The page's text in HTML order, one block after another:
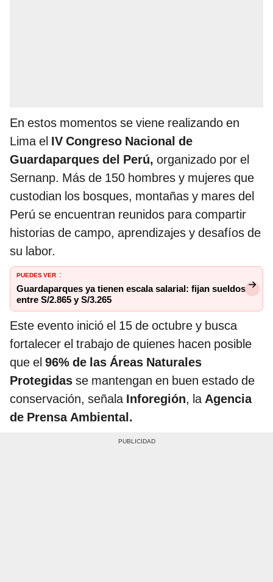
En estos momentos se viene realizando en
Lima el IV Congreso Nacional de
Guardaparques del Perú, organizado por el
Sernanp. Más de 150 hombres y mujeres que
custodian los bosques, montañas y mares del
Perú se encuentran reunidos para compartir
historias de campo, aprendizajes y desafíos de
su labor.
PUEDES VER :
Guardaparques ya tienen escala salarial: fijan sueldos
entre S/2.865 y S/3.265
Este evento inició el 15 de octubre y busca
fortalecer el trabajo de quienes hacen posible
que el 96% de las Áreas Naturales
Protegidas se mantengan en buen estado de
conservación, señalaInforegión, laAgencia
de Prensa Ambiental.